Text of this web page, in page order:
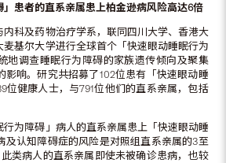
」患者的直系亲属患上柏金逊病风险高达6倍
科及药物治疗学系，联同四川大学、香港大
基尔大学进行全球首个「快速眼动睡眠行为
地调查睡眠行为障碍的家族遗传倾向及聚集
影响。研究共招募了102位患有「快速眼动睡
位健康人士，与791位他们的直系亲属，包括
为障碍」病人的直系亲属患上「快速眼动睡
及认知障碍症的风险是对照组直系亲属的3至
类病人的直系亲属即使未被确诊患病，也较